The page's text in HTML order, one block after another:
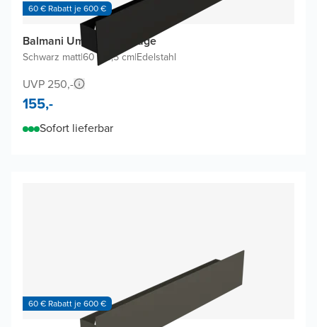
60 € Rabatt je 600 €
Balmani Uma Wandablage
Schwarz matt|60 x 8,5 cm|Edelstahl
UVP 250,-
155,-
Sofort lieferbar
60 € Rabatt je 600 €